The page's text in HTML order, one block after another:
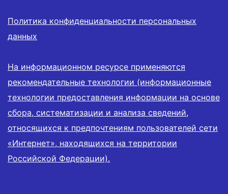
Политика конфиденциальности персональных
данных
На информационном ресурсе применяются
рекомендательные технологии (информационные
технологии предоставления информации на основе
сбора, систематизации и анализа сведений,
относящихся к предпочтениям пользователей сети
«Интернет», находящихся на территории
Российской Федерации).